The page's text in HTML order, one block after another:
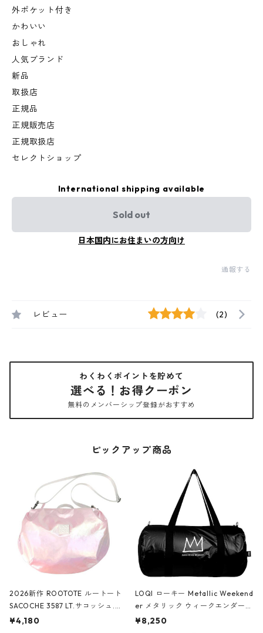
外ポケット付き
かわいい
おしゃれ
人気ブランド
新品
取扱店
正規品
正規販売店
正規取扱店
セレクトショップ
International shipping available
Sold out
日本国内にお住まいの方向け
通報する
レビュー (2)
わくわくポイントを貯めて
選べる！お得クーポン
無料のメンバーシップ登録がおすすめ
ピックアップ商品
2026新作 ROOTOTE ルートート
SACOCHE 3587 LT.サコッシュ.ル
ミエ-B ショルダーバッグ グロスピ
¥4,180
LOQI ローキー Metallic Weekend
er メタリック ウィークエンダー
ボストンバッグ ショルダーバッグ
¥8,250